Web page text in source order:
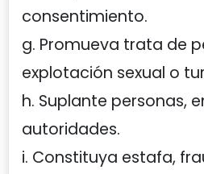
consentimiento.
g. Promueva trata de
explotación sexual o
h. Suplante personas,
autoridades.
i. Constituya estafa,